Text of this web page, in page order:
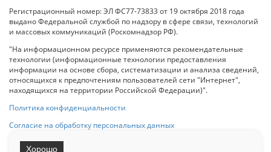
Регистрационный номер: ЭЛ ФС77-73833 от 19 октября 2018 года
выдано Федеральной службой по надзору в сфере связи, технологий
и массовых коммуникаций (Роскомнадзор РФ).
"На информационном ресурсе применяются рекомендательные
технологии (информационные технологии предоставления
информации на основе сбора, систематизации и анализа сведений,
относящихся к предпочтениям пользователей сети "Интернет",
находящихся на территории Российской Федерации)".
Политика конфиденциальности
Согласие на обработку персональных данных
Хорошо